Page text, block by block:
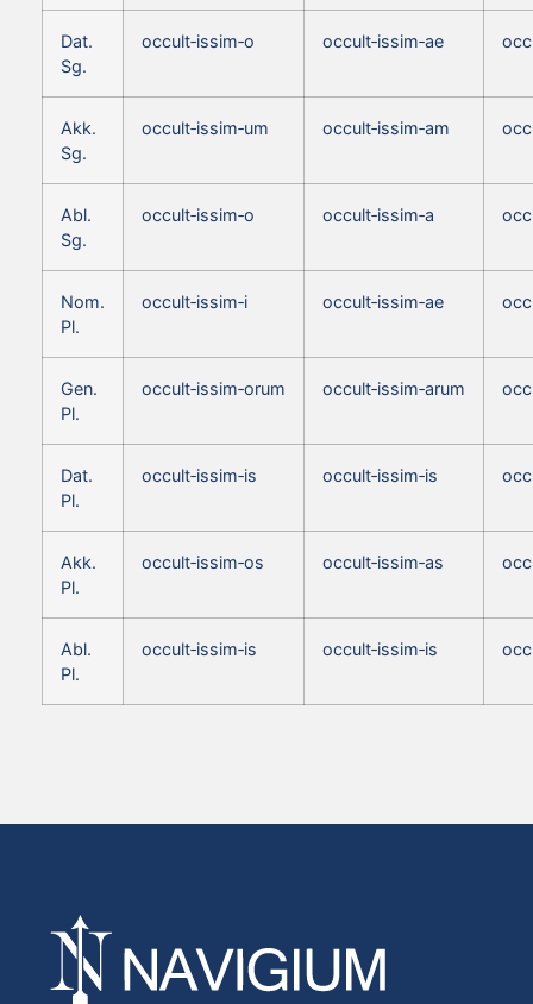
Dat.
Sg.
occult‑issim‑o occult‑issim‑ae
Akk.
Sg.
occult‑issim‑um occult‑issim‑am
Abl.
Sg.
occult‑issim‑o occult‑issim‑a
Nom.
Pl.
occult‑issim‑i occult‑issim‑ae
Gen.
Pl.
occult‑issim‑orum occult‑issim‑arum
Dat.
Pl.
occult‑issim‑is occult‑issim‑is
Akk.
Pl.
occult‑issim‑os occult‑issim‑as
Abl.
Pl.
occult‑issim‑is occult‑issim‑is